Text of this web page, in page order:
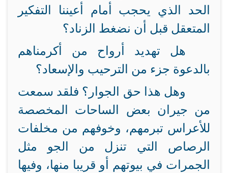
الحد الذي يحجب أمام أعيننا التفكير
المتعقل قبل أن نضغط الزناد؟
هل تهديد أرواح من أكرمناهم
بالدعوة جزء من الترحيب والإسعاد؟
وهل هذا حق الجوار؟ فلقد سمعت
من جيران بعض الساحات المخصصة
للأعراس تبرمهم، وخوفهم من مخلفات
الرصاص التي تنزل من الجو مثل
الجمرات في بيوتهم أو قريبا منها، وفيها